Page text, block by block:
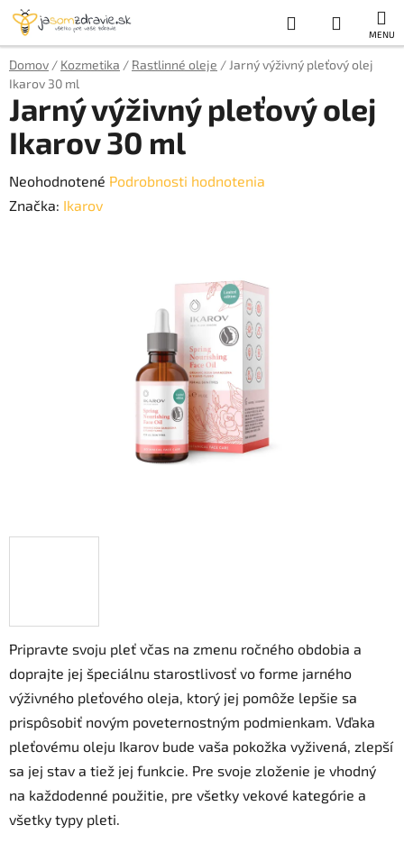
Prejsť
obsah
Hľadať
KOŠÍK
Domov / Kozmetika / Rastlinné oleje / Jarný výživný pleťový olej
Ikarov 30 ml
Pripravte svoju pleť včas na zmenu ročného obdobia a
doprajte jej špeciálnu starostlivosť vo forme jarného
výživného pleťového oleja, ktorý jej pomôže lepšie sa
prispôsobiť novým poveternostným podmienkam. Vďaka
pleťovému oleju Ikarov bude vaša pokožka vyživená, zlepší
sa jej stav a tiež jej funkcie. Pre svoje zloženie je vhodný
na každodenné použitie, pre všetky vekové kategórie a
všetky typy pleti.
Jarný výživný pleťový olej
Ikarov 30 ml
Priemerné
hodnotenie
Neohodnotené Podrobnosti hodnotenia
Značka: Ikarov